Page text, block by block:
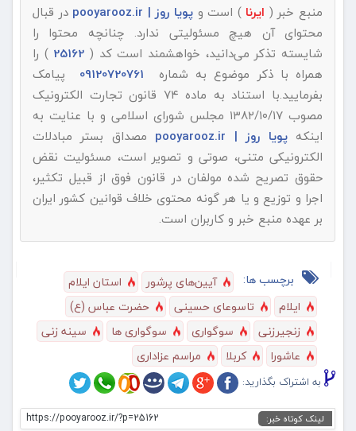
منبع خبر ( ایرنا ) است وپویا روز | pooyarooz.ir
در قبال
محتوای آن هیچ مسئولیتی ندارد. چنانچه محتوا را
شایسته تذکر می‌دانید، خواهشمند است کد (25162
) را
همراه با ذکر موضوع به شماره
پیامک
بفرمایید.با استناد به ماده ۷۴ قانون تجارت الکترونیک
مصوب ۱۳۸۲/۱۰/۱۷ مجلس شورای اسلامی و با عنایت به
اینکهپویا روز | pooyarooz.ir
مصداق بستر مبادلات
الکترونیکی متنی، صوتی و تصویر است، مسئولیت نقض
حقوق تصریح شده مولفان در قانون فوق از قبیل تکثیر،
اجرا و توزیع و یا هر گونه محتوی خلاف قوانین کشور ایران
بر عهده منبع خبر و کاربران است.
برچسب ها: آیین‌های پرشور
استان ایلام
ایلام
تاسوعای حسینی
حضرت عباس (ع)
زنجیرزنی
سوگواری سوگواری ها
سینه زنی
عاشورا
کربلا مراسم عزاداری
به اشتراک بگذارید:
لینک کوتاه خبر: https://pooyarooz.ir/?p=25162